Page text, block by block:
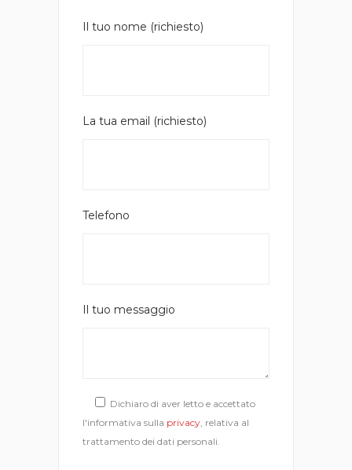
Il tuo nome (richiesto)
La tua email (richiesto)
Telefono
Il tuo messaggio
Dichiaro di aver letto e accettato
l'informativa sulla privacy, relativa al
trattamento dei dati personali.